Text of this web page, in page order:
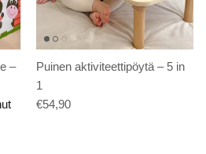
–
Puinen aktiviteettipöytä – 5 in
1
€54,90